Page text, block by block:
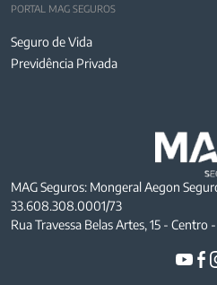
PORTAL MAG SEGUROS
Seguro de Vida
Previdência Privada
MAG Seguros: Mongeral Aegon
33.608.308.0001/73
Rua Travessa Belas Artes, 15 -